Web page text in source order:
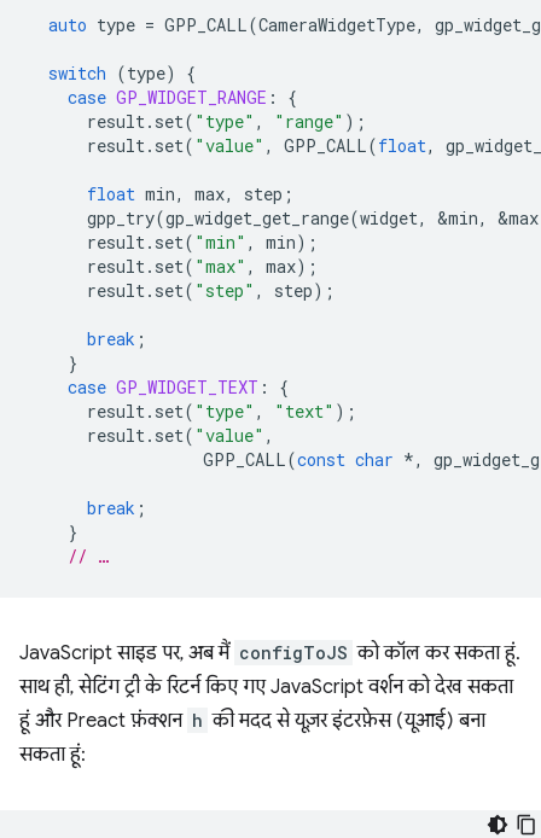
auto type = GPP_CALL(CameraWidgetType,
switch (type)
{
case GP_WIDGET_RANGE :
{
result. set( "type" , "range" );
result. set( "value" , GPP_CALL(float,
float min, max, step ;
gpp_try(gp_widget_get_range(widget, &min, &max
result. set( "min" , min);
result. set( "max" , max);
result. set( "step" , step);
break ;
}
case GP_WIDGET_TEXT :
{
result. set( "type" , "text" );
result. set( "value" ,
GPP_CALL(const char *,
break ;
}
// …
JavaScript साइड पर, अब मैं configToJS को कॉल कर सकता हूं.
साथ ही, सेटिंग ट्री के रिटर्न किए गए JavaScript वर्शन को देख सकता
हूं और Preact फ़ंक्शन h की मदद से यूज़र इंटरफ़ेस (यूआई) बना
सकता हूं: